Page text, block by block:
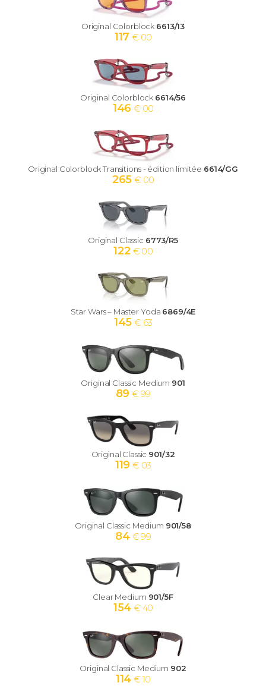
Original Colorblock 6613/13
117 € 00
Original Colorblock 6614/56
146 € 00
Original Colorblock Transitions - édition limitée 6614/GG
265 € 00
Original Classic 6773/R5
122 € 00
Star Wars – Master Yoda 6869/4E
145 € 63
Original Classic Medium 901
89 € 99
Original Classic 901/32
119 € 03
Original Classic Medium 901/58
84 € 99
Clear Medium 901/5F
154 € 40
Original Classic Medium 902
114 € 10